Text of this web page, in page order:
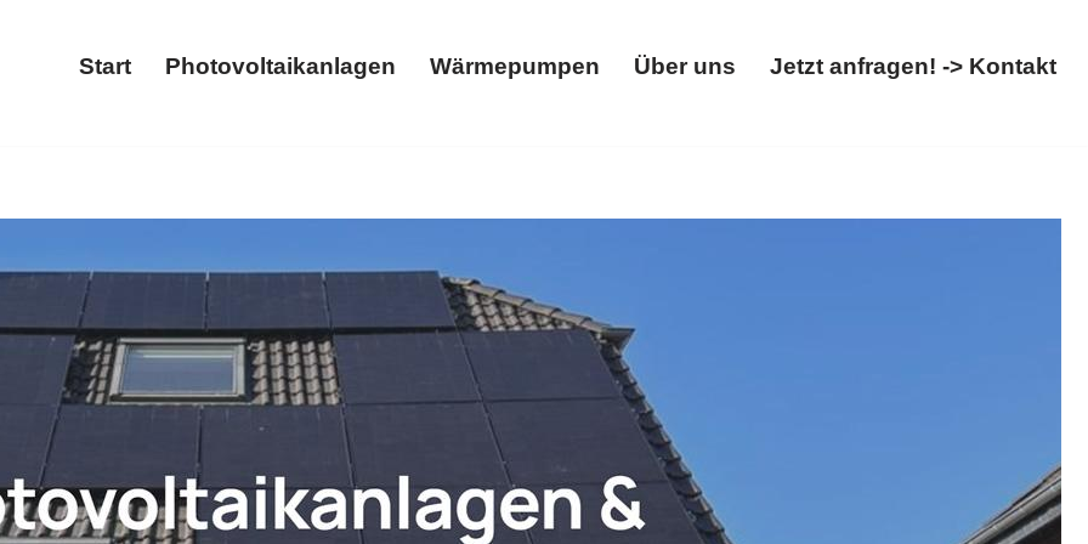
Start Photovoltaikanlagen Wärmepumpen Über uns Jetzt anfragen! -> Kontakt
✓Photovoltaikanlage, Stromspeicher, Wärmepumpe, Wallbox. Erhältlich: ✓Photovoltaikanlage,
für 56220 Sankt Sebastian bei 𝐌𝐄𝐆𝐀𝐒𝐔𝐍 – Ihr Solarprofi. Gemeinsam stark ✉.